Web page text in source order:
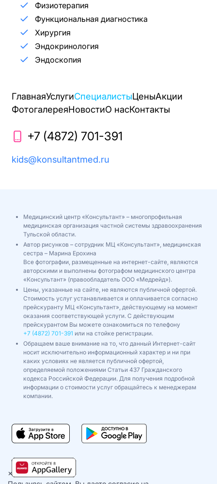
Физиотерапия
Функциональная диагностика
Хирургия
Эндокринология
Эндоскопия
ГлавнаяУслугиСпециалистыЦеныАкции
ФотогалереяНовостиО насКонтакты
+7 (4872) 701-391
kids@konsultantmed.ru
Медицинский центр «Консультант» – многопрофильная
медицинская организация частной системы здравоохранения
Тульской области.
Автор рисунков – сотрудник МЦ «Консультант», медицинская
сестра – Марина Ерохина
Все фотографии, размещенные на интернет-сайте, являются
авторскими и выполнены фотографом медицинского центра
«Консультант» (правообладатель ООО «Медрейд»).
Цены, указанные на сайте, не являются публичной офертой.
Стоимость услуг устанавливается и оплачивается согласно
прейскуранту МЦ «Консультант», действующему на момент
оказания соответствующей услуги. С действующим
прейскурантом Вы можете ознакомиться по телефону
+7 (4872) 701-391 или на стойке регистрации.
Обращаем ваше внимание на то, что данный Интернет-сайт
носит исключительно информационный характер и ни при
каких условиях не является публичной офертой,
определяемой положениями Статьи 437 Гражданского
кодекса Российской Федерации. Для получения подробной
информации о стоимости услуг обращайтесь к менеджерам
компании.
×